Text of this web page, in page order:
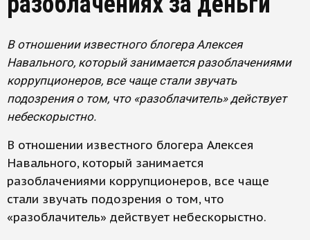
В отношении известного блогера Алексея
Навального, который занимается разоблачениями
коррупционеров, все чаще стали звучать
подозрения о том, что «разоблачитель» действует
небескорыстно.
В отношении известного блогера Алексея
Навального, который занимается
разоблачениями коррупционеров, все чаще
стали звучать подозрения о том, что
«разоблачитель» действует небескорыстно.